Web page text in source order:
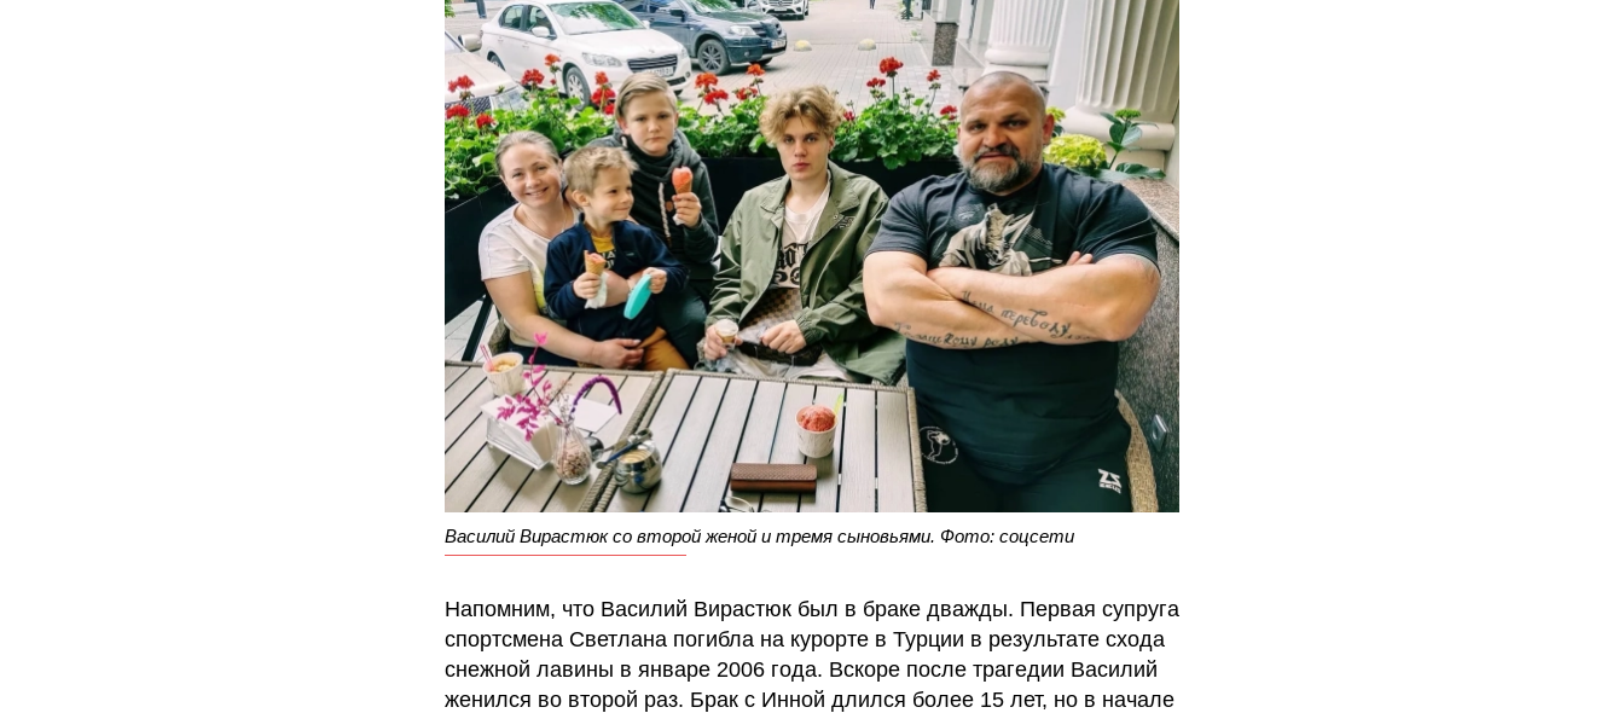
Василий Вирастюк со второй женой и тремя сыновьями. Фото: соцсети
Напомним, что Василий Вирастюк был в браке дважды. Первая супруга
спортсмена Светлана погибла на курорте в Турции в результате схода
снежной лавины в январе 2006 года. Вскоре после трагедии Василий
женился во второй раз. Брак с Инной длился более 15 лет, но в начале